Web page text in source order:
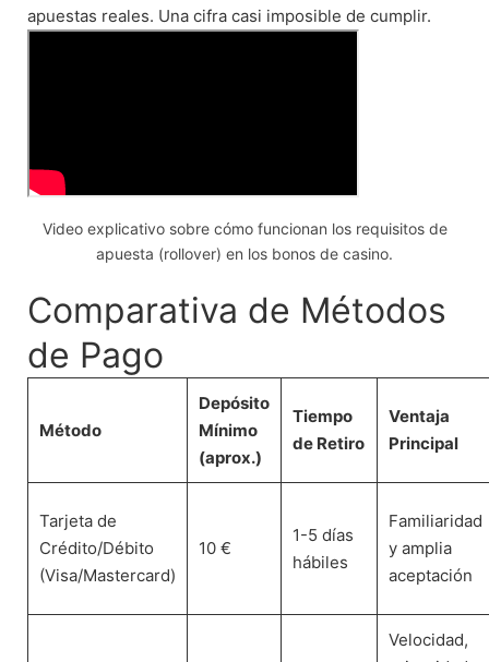
apuestas reales. Una cifra casi imposible de cumplir.
Video explicativo sobre cómo funcionan los requisitos de
apuesta (rollover) en los bonos de casino.
Comparativa de Métodos
de Pago
Método
Depósito
Mínimo
(aprox.)
Tiempo
de Retiro
Ventaja
Principal
Tarjeta de
Crédito/Débito
(Visa/Mastercard)
10 €
1-5 días
hábiles
Familiaridad
y amplia
aceptación
Velocidad,